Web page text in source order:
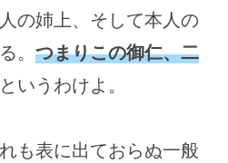
の姉上、そして本人の
。 つまりこの御仁、二
というわけよ。
も表に出ておらぬ一般